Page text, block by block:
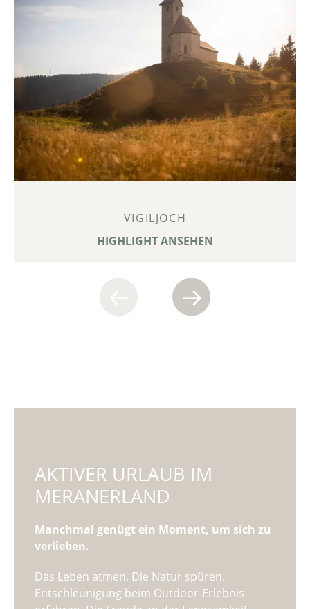
VIGILJOCH
HIGHLIGHT ANSEHEN
AKTIVER URLAUB IM
MERANERLAND
Manchmal genügt ein Moment, um sich zu
verlieben.
Das Leben atmen. Die Natur spüren.
Entschleunigung beim Outdoor-Erlebnis